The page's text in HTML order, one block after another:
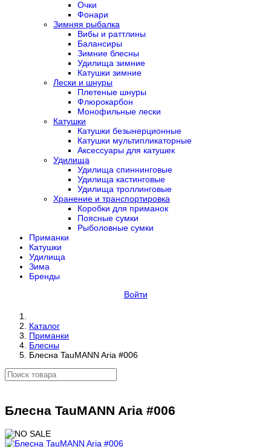
Очки
Фонари
Зимняя рыбалка
Вибы и раттлины
Балансиры
Зимние блесны
Удилища зимние
Катушки зимние
Лески и шнуры
Плетеные шнуры
Флюрокарбон
Монофильные лески
Катушки
Катушки безынерционные
Катушки мультипликаторные
Аксессуары для катушек
Удилища
Удилища спиннинговые
Удилища кастинговые
Удилища троллинговые
Хранение и транспортировка
Коробки для приманок
Поясные сумки
Рыболовные сумки
Приманки
Катушки
Удилища
Зима
Бренды
Войти
Каталог
Приманки
Блесны
Блесна TauMANN Aria #006
Блесна TauMANN Aria #006